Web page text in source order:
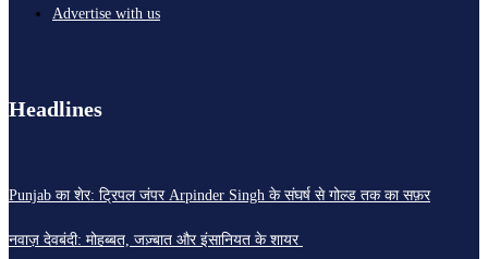
Advertise with us
Headlines
Punjab का शेर: ट्रिपल जंपर Arpinder Singh के संघर्ष से गोल्ड तक का सफ़र
नवाज़ देवबंदी: मोहब्बत, जज़्बात और इंसानियत के शायर